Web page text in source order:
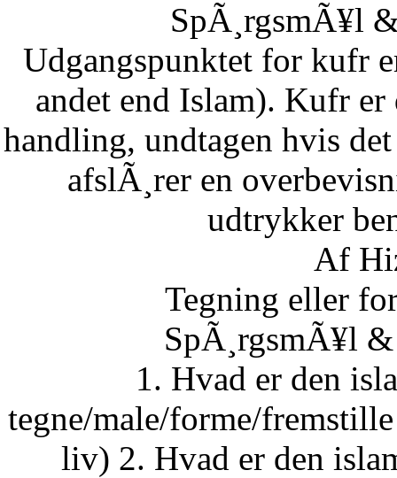
SpÃ¸rgsmÃ¥l
Udgangspunktet for kufr
andet end Islam). Kufr
handling, undtagen hvis
afslÃ¸rer en
udtrykker
Af
Tegning eller
SpÃ¸rgsmÃ¥l
1. Hvad er den
tegne/male/forme/
liv) 2. Hvad er den